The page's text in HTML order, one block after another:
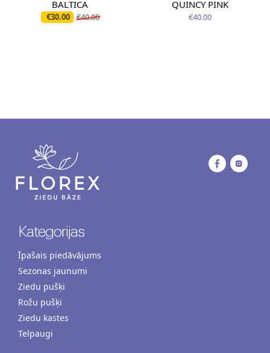
BALTICA
€30.00 €40.00
QUINCY PINK
€40.00
Kategorijas
Īpašais piedāvājums
Sezonas jaunumi
Ziedu pušķi
Rožu pušķi
Ziedu kastes
Telpaugi